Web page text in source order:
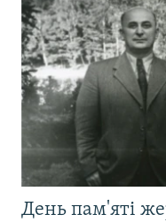
День пам'яті